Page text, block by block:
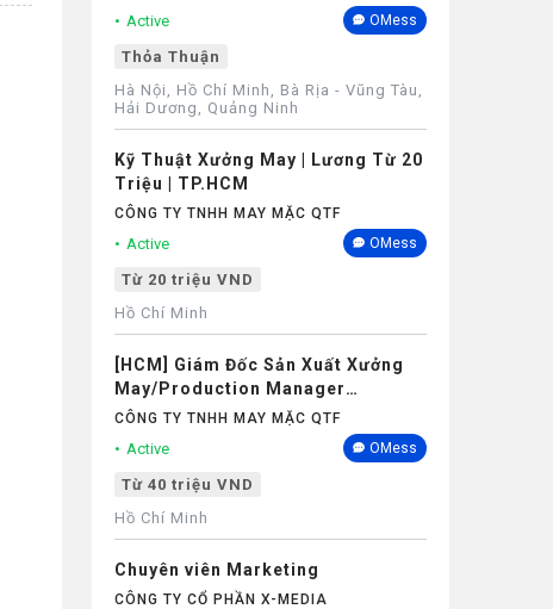
Active OMess
Thỏa Thuận
Hà Nội, Hồ Chí Minh, Bà Rịa - Vũng Tàu,
Hải Dương, Quảng Ninh
Kỹ Thuật Xưởng May | Lương Từ 20
Triệu | TP.HCM
CÔNG TY TNHH MAY MẶC QTF
Active OMess
Từ 20 triệu VND
Hồ Chí Minh
[HCM] Giám Đốc Sản Xuất Xưởng
May/Production Manager
(Garments) - Lương 40M+
CÔNG TY TNHH MAY MẶC QTF
Active OMess
Từ 40 triệu VND
Hồ Chí Minh
Chuyên viên Marketing
CÔNG TY CỔ PHẦN X-MEDIA